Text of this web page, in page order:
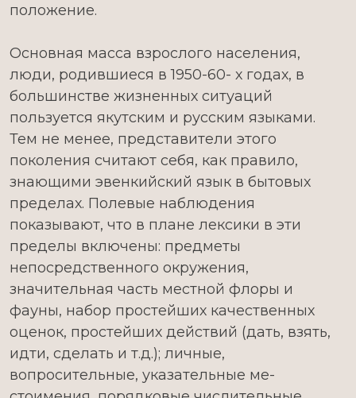
положение.
Основная масса взрослого населения,
люди, родившиеся в 1950-60- х годах, в
большинстве жизненных ситуаций
пользуется якутским и русским языками.
Тем не менее, представители этого
поколения считают себя, как правило,
знающими эвенкийский язык в бытовых
пределах. Полевые наблюдения
показывают, что в плане лексики в эти
пределы включены: предметы
непосредственного окружения,
значительная часть местной флоры и
фауны, набор простейших качественных
оценок, простейших действий (дать, взять,
идти, сделать и т.д.); личные,
вопросительные, указательные ме­